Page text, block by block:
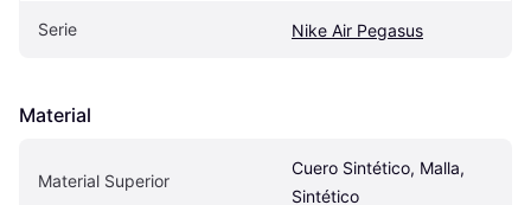
Serie Nike Air Pegasus
Material
Material Superior
Cuero Sintético, Malla,
Sintético